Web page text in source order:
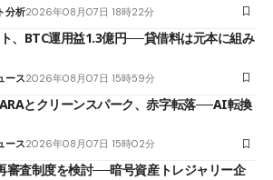
分析2026年08月07日 18時22分
、BTC運用益1.3億円──貸借料は元本に組み
ース2026年08月07日 15時59分
とクリーンスパーク、赤字転落──AI転換
ース2026年08月07日 15時02分
審査制度を検討──暗号資産トレジャリー企